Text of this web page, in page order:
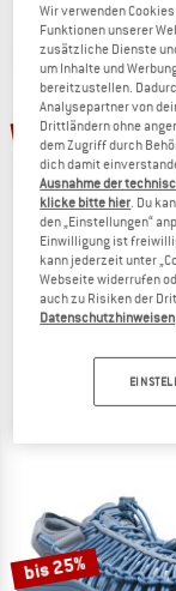
bis 20%
DOLOMITE
Sneaker
ab
4,6
bis 25%
Wir verwenden
Funktionen unserer
zusätzliche Dienste
um Inhalte und
bereitzustellen.
Analysepartner von
Drittländern ohne
dem Zugriff durch
dich damit
Ausnahme der
klicke bitte hier. Du
den „Einstellungen“
Einwilligung ist
kann jederzeit unter
Webseite widerrufen
auch zu Risiken der
Datenschutzhinweisen.